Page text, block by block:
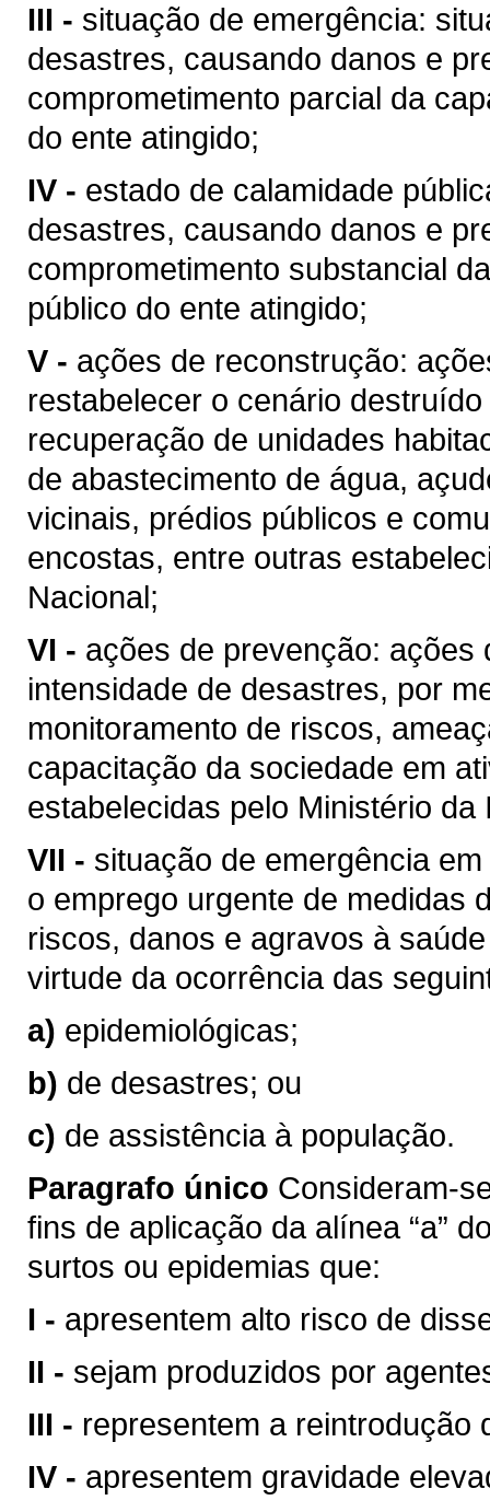
III - situação de emergência:
desastres, causando danos e
comprometimento parcial da
do ente atingido;
IV - estado de calamidade
desastres, causando danos e
comprometimento substancial
público do ente atingido;
V - ações de reconstrução:
restabelecer o cenário
recuperação de unidades
de abastecimento de água,
vicinais, prédios públicos e
encostas, entre outras
Nacional;
VI - ações de prevenção:
intensidade de desastres, por
monitoramento de riscos,
capacitação da sociedade em
estabelecidas pelo Ministério
VII - situação de emergência
o emprego urgente de medidas
riscos, danos e agravos à
virtude da ocorrência das
a) epidemiológicas;
b) de desastres; ou
c) de assistência à população.
Paragrafo único Consideram-
fins de aplicação da alínea “a”
surtos ou epidemias que:
I - apresentem alto risco de
II - sejam produzidos por
III - representem a reintrodução
IV - apresentem gravidade